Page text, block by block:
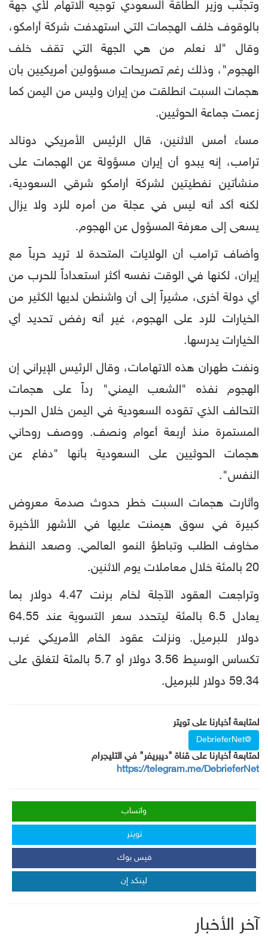
وتجنّب وزير الطاقة السعودي توجيه الاتهام لأي جهة
بالوقوف خلف الهجمات التي استهدفت شركة أرامكو،
وقال "لا نعلم من هي الجهة التي تقف خلف
الهجوم"، وذلك رغم تصريحات مسؤولين أمريكيين بأن
هجمات السبت انطلقت من إيران وليس من اليمن كما
زعمت جماعة الحوثيين.
مساء أمس الاثنين، قال الرئيس الأمريكي دونالد
ترامب، إنه يبدو أن إيران مسؤولة عن الهجمات على
منشأتين نفطيتين لشركة أرامكو شرقي السعودية،
لكنه أكد أنه ليس في عجلة من أمره للرد ولا يزال
يسعى إلى معرفة المسؤول عن الهجوم.
وأضاف ترامب أن الولايات المتحدة لا تريد حرباً مع
إيران، لكنها في الوقت نفسه أكثر استعداداً للحرب من
أي دولة أخرى، مشيراً إلى أن واشنطن لديها الكثير من
الخيارات للرد على الهجوم، غير أنه رفض تحديد أي
الخيارات يدرسها.
ونفت طهران هذه الاتهامات، وقال الرئيس الإيراني إن
الهجوم نفذه "الشعب اليمني" رداً على هجمات
التحالف الذي تقوده السعودية في اليمن خلال الحرب
المستمرة منذ أربعة أعوام ونصف. ووصف روحاني
هجمات الحوثيين على السعودية بأنها "دفاع عن
النفس".
وأثارت هجمات السبت خطر حدوث صدمة معروض
كبيرة في سوق هيمنت عليها في الأشهر الأخيرة
مخاوف الطلب وتباطؤ النمو العالمي. وصعد النفط
20 بالمئة خلال معاملات يوم الاثنين.
وتراجعت العقود الآجلة لخام برنت 4.47 دولار بما
يعادل 6.5 بالمئة ليتحدد سعر التسوية عند 64.55
دولار للبرميل. ونزلت عقود الخام الأمريكي غرب
تكساس الوسيط 3.56 دولار أو 5.7 بالمئة لتغلق على
59.34 دولار للبرميل.
لمتابعة أخبارنا على تويتر
@DebrieferNet
لمتابعة أخبارنا على قناة "ديبريفر" في التليجرام
https://telegram.me/DebrieferNet
واتساب
تويتر
فيس بوك
لينكد إن
آخر الأخبار